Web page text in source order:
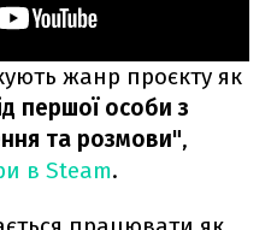
жанр проєкту як
першої особи з
та розмови",
в Steam.